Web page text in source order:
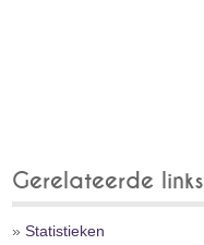
Gerelateerde links
»Statistieken